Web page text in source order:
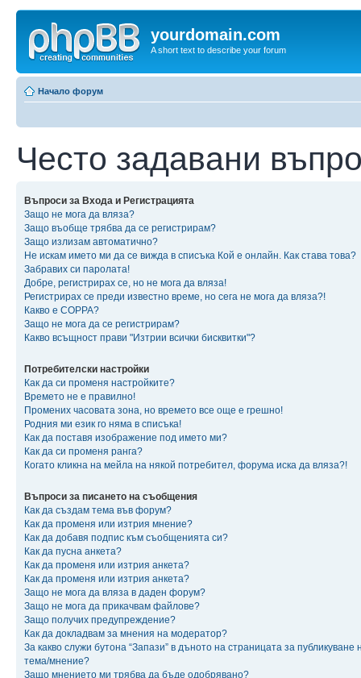
yourdomain.com
A short text to describe your forum
Начало форум
Често задавани
Въпроси за Входа и Регистрацията
Защо не мога да вляза?
Защо въобще трябва да се регистрирам?
Защо излизам автоматично?
Не искам името ми да се вижда в списъка Кой е онлайн. Как става това?
Забравих си паролата!
Добре, регистрирах се, но не мога да вляза!
Регистрирах се преди известно време, но сега не мога да вляза?!
Какво е COPPA?
Защо не мога да се регистрирам?
Какво всъщност прави "Изтрии всички бисквитки"?
Потребителски настройки
Как да си променя настройките?
Времето не е правилно!
Промених часовата зона, но времето все още е грешно!
Родния ми език го няма в списъка!
Как да поставя изображение под името ми?
Как да си променя ранга?
Когато кликна на мейла на някой потребител, форума иска да вляза?!
Въпроси за писането на съобщения
Как да създам тема във форум?
Как да променя или изтрия мнение?
Как да добавя подпис към съобщенията си?
Как да пусна анкета?
Как да променя или изтрия анкета?
Как да променя или изтрия анкета?
Защо не мога да вляза в даден форум?
Защо не мога да прикачвам файлове?
Защо получих предупреждение?
Как да докладвам за мнения на модератор?
За какво служи бутона “Запази” в дъното на страницата за публикуване
тема/мнение?
Защо мнението ми трябва да бъде одобрявано?